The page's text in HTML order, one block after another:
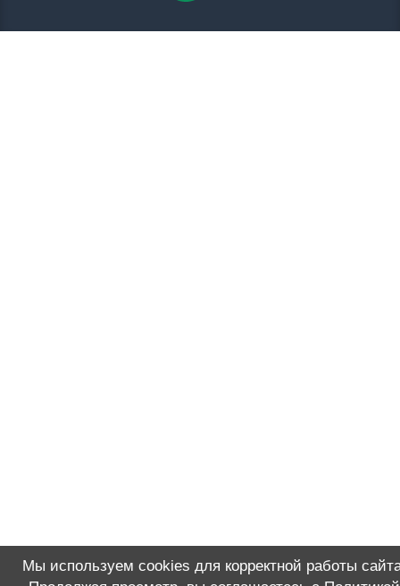
Мы используем cookies для корректной работы